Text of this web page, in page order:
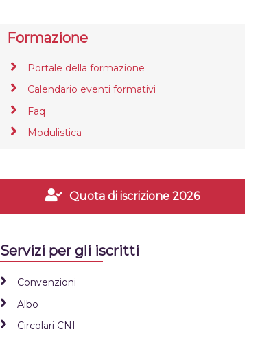
Formazione
Portale della formazione
Calendario eventi formativi
Faq
Modulistica
Quota di iscrizione 2026
Servizi per gli iscritti
Convenzioni
Albo
Circolari CNI